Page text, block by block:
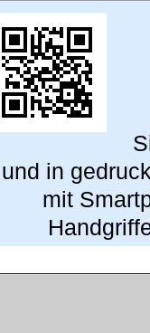
und in
mit